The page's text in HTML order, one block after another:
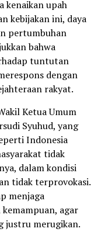
kenaikan upah
kebijakan ini, daya
pertumbuhan
bahwa
tuntutan
dengan
rakyat.
Ketua Umum
Syuhud, yang
Indonesia
tidak
dalam kondisi
tidak terprovokasi.
menjaga
agar
justru merugikan.